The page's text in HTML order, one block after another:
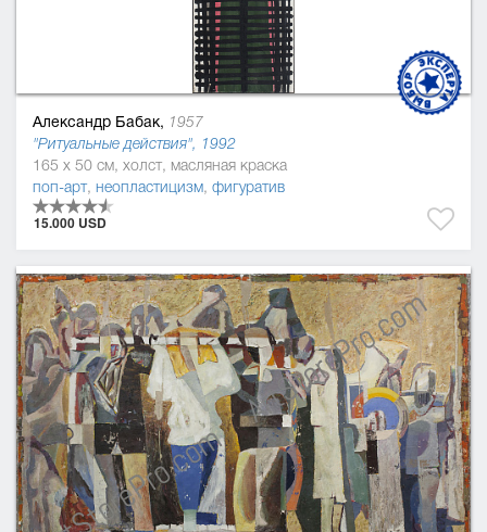
Александр Бабак, 1957
"Ритуальные действия", 1992
165 x 50 см, холст, масляная краска
поп-арт, неопластицизм, фигуратив
15.000 USD